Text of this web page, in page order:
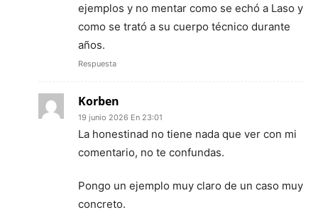
ejemplos y no mentar como se echó a Laso y
como se trató a su cuerpo técnico durante
años.
Respuesta
Korben
19 junio 2026 En 23:01
La honestinad no tiene nada que ver con mi
comentario, no te confundas.
Pongo un ejemplo muy claro de un caso muy
concreto.